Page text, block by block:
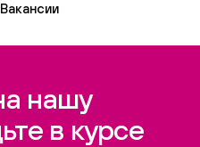
Вакансии
нашу
в курсе